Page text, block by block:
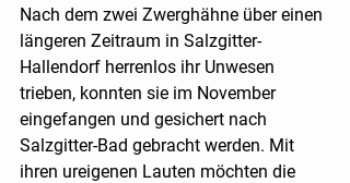
Nach dem zwei Zwerghähne über einen
längeren Zeitraum in Salzgitter-
Hallendorf herrenlos ihr Unwesen
trieben, konnten sie im November
eingefangen und gesichert nach
Salzgitter-Bad gebracht werden. Mit
ihren ureigenen Lauten möchten die